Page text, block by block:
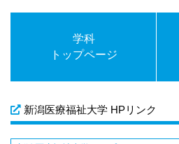
学科
トップページ
新潟医療福祉大学 HPリンク